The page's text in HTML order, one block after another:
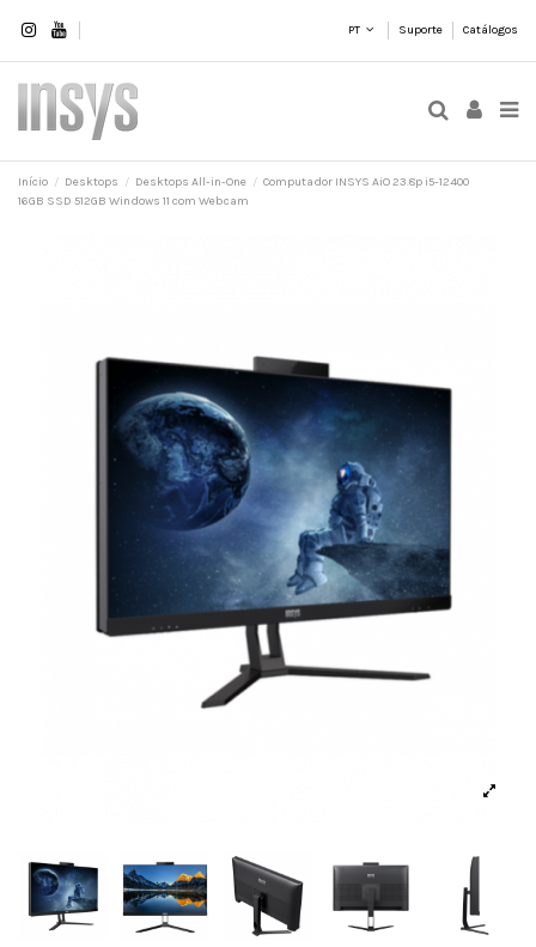
PT Suporte Catálogos
Início Desktops Desktops All-in-One
Computador INSYS AiO 23.8p i5-12400
16GB SSD 512GB Windows 11 com Webcam